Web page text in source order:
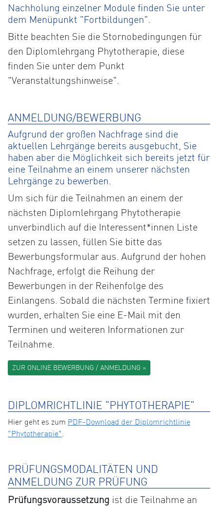
Nachholung einzelner Module finden Sie unter
dem Menüpunkt "Fortbildungen".
Bitte beachten Sie die Stornobedingungen für
den Diplomlehrgang Phytotherapie, diese
finden Sie unter dem Punkt
"Veranstaltungshinweise".
ANMELDUNG/BEWERBUNG
Aufgrund der großen Nachfrage sind die
aktuellen Lehrgänge bereits ausgebucht, Sie
haben aber die Möglichkeit sich bereits jetzt für
eine Teilnahme an einem unserer nächsten
Lehrgänge zu bewerben.
Um sich für die Teilnahmen an einem der
nächsten Diplomlehrgang Phytotherapie
unverbindlich auf die Interessent*innen Liste
setzen zu lassen, füllen Sie bitte das
Bewerbungsformular aus. Aufgrund der hohen
Nachfrage, erfolgt die Reihung der
Bewerbungen in der Reihenfolge des
Einlangens. Sobald die nächsten Termine fixiert
wurden, erhalten Sie eine E-Mail mit den
Terminen und weiteren Informationen zur
Teilnahme.
ZUR ONLINE BEWERBUNG / ANMELDUNG »
DIPLOMRICHTLINIE "PHYTOTHERAPIE"
Hier geht es zum PDF-Download der Diplomrichtlinie
"Phytotherapie"
PRÜFUNGSMODALITÄTEN UND
ANMELDUNG ZUR PRÜFUNG
Prüfungsvoraussetzung ist die Teilnahme an